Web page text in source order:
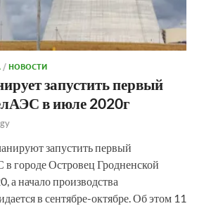
/НОВОСТИ
запустить первый
в июле 2020г
запустить первый
городе Островец Гродненской
а начало производства
в сентябре-октябре. Об этом 11